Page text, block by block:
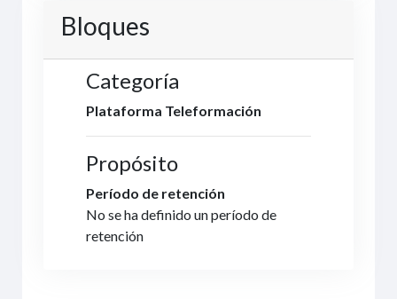
Bloques
Categoría
Plataforma Teleformación
Propósito
Período de retención
No se ha definido un período de
retención